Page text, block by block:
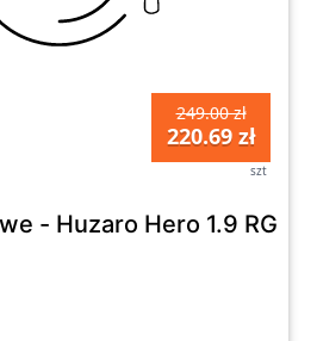
249.00 zł
220.69 zł
szt
- Huzaro Hero 1.9 RGB